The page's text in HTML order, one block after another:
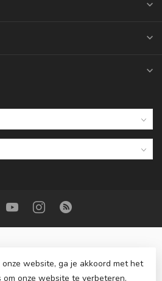
website, ga je akkoord met het
om onze website te verbeteren.